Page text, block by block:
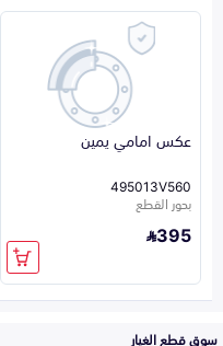
عكس امامي يمين
495013V560
بحور القطع
395
سوق قطع الغيار